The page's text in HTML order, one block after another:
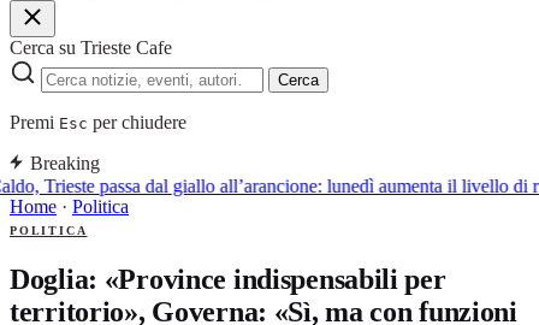
Cerca su Trieste Cafe
Cerca
Premi Esc per chiudere
Breaking
Trieste passa dal giallo all’arancione: lunedì aumenta il livello di
Home · Politica
POLITICA
Doglia: «Province indispensabili per
territorio», Governa: «Sì, ma con funzioni